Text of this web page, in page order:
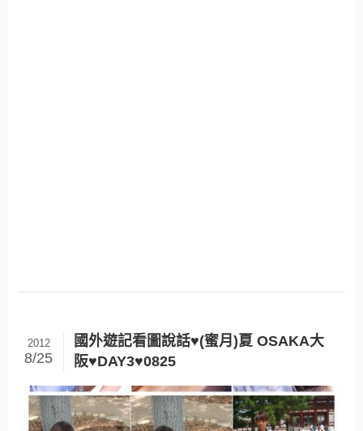
國外遊記看圖說話♥(蜜月)夏 OSAKA大
阪♥DAY3♥0825
2012
8/25